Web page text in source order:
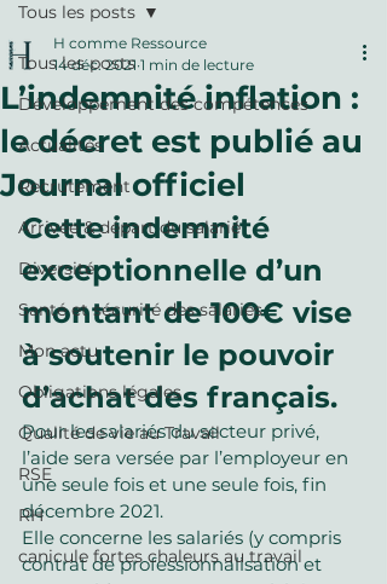
Tous les posts
Développement des compétences
Actualités
Recrutement
Arrivée & départ du salarié
Diversité
Santé et sécurité des salariés
Mon actu
Obligations légales
Qualité de vie au Travail
RSE
RH
canicule fortes chaleurs au travail
Tous les posts
L’indemnité inflation :
le décret est publié au
Journal officiel
H comme Ressource
14 déc. 2021 1 min de lecture
Cette indemnité
exceptionnelle d’un
montant de 100€ vise
à soutenir le pouvoir
d’achat des français.
Pour les salariés du secteur privé,
l’aide sera versée par l’employeur en
une seule fois et une seule fois, fin
décembre 2021.
Elle concerne les salariés (y compris
contrat de professionnalisation et